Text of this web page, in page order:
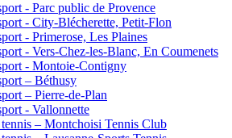
- Parc public de Provence
- City-Blécherette, Petit-Flon
- Primerose, Les Plaines
- Vers-Chez-les-Blanc, En Coumenets
- Montoie-Contigny
– Béthusy
– Pierre-de-Plan
- Vallonnette
– Montchoisi Tennis Club